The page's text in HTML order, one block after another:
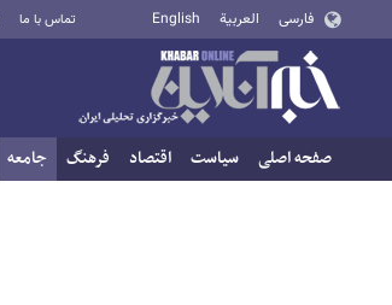
فارسی العربية English تماس با ما
صفحه اصلی سیاست اقتصاد فرهنگ جامعه